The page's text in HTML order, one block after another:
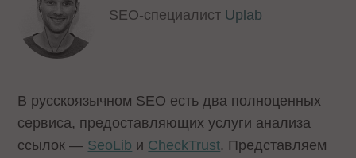
SEO-специалист Uplab
В русскоязычном SEO есть два полноценных
сервиса, предоставляющих услуги анализа
ссылок — SeoLib и CheckTrust. Представляем